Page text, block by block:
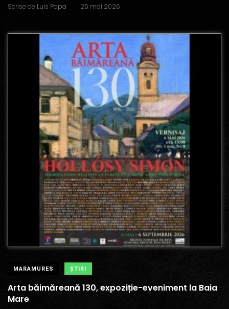
Scrise de Luis Popa . 25 mai 2026
MARAMURES ŞTIRI
Arta băimăreană 130, expoziție-eveniment la Baia
Mare